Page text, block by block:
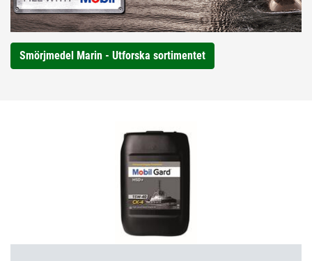
Smörjmedel Marin - Utforska sortimentet